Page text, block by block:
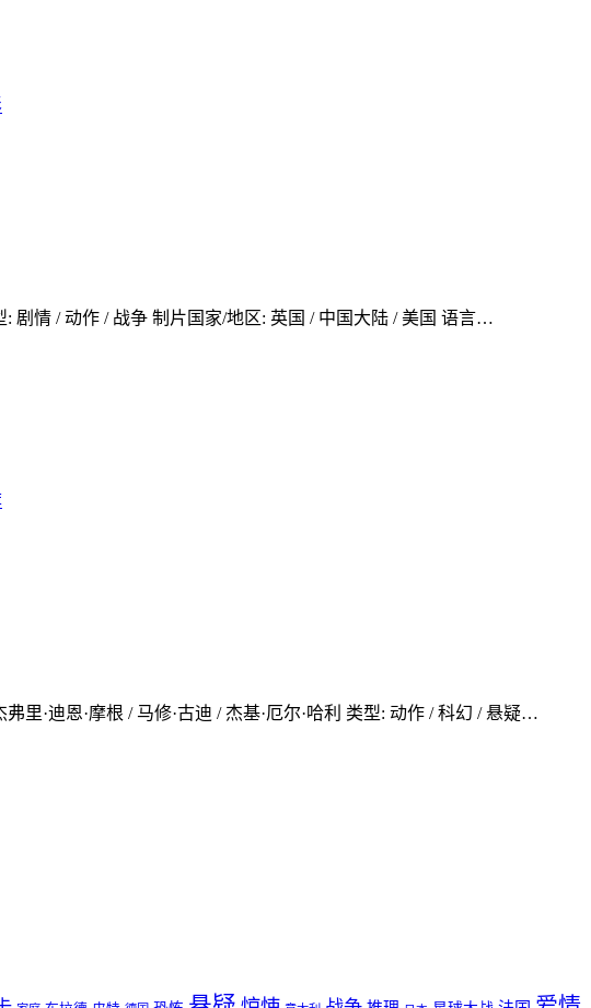
: 剧情 / 动作 / 战争 制片国家/地区: 英国 / 中国大陆 / 美国 语言…
里·迪恩·摩根 / 马修·古迪 / 杰基·厄尔·哈利 类型: 动作 / 科幻 / 悬疑…